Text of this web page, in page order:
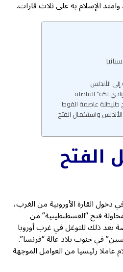
الإسلام به على ثلاث قارات.
إلى الأندلس
لكه" الفاصلة
طليطلة عاصمة القوط
واستكمال الفتح
الفتح
دخول القارة الأوروبية من الغرب،
فتح “القسطنطينية” من
بعد ذلك للتوغل في غرب أوروبا
في جنوب بلاد غالة “فرنسا”.
رئيسيا من العوامل الموجهة